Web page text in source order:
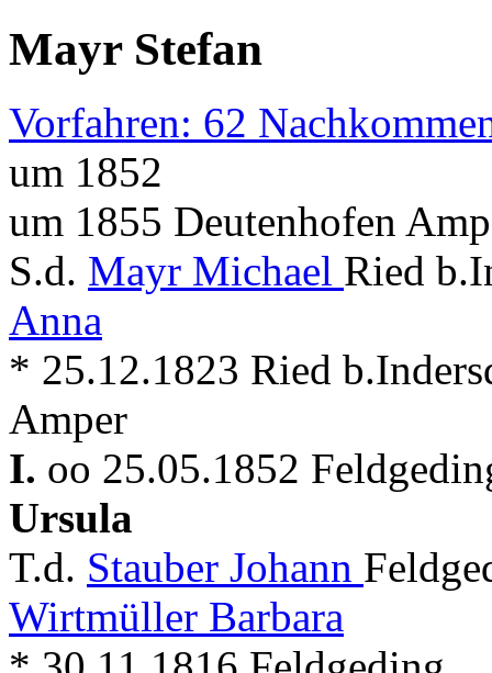
Mayr Stefan
Vorfahren: 62
um 1852
um 1855 Deutenhofen
S.d. Mayr Michael Ried
Anna
* 25.12.1823 Ried
Amper
I. oo 25.05.1852
Ursula
T.d. Stauber Johann
Wirtmüller Barbara